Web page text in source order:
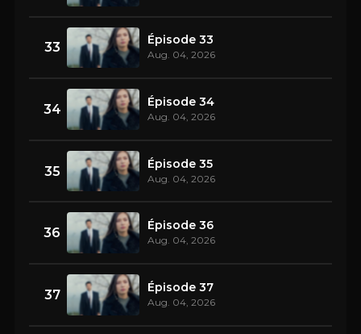
33 Épisode 33
Aug. 04, 2026
34 Épisode 34
Aug. 04, 2026
35 Épisode 35
Aug. 04, 2026
36 Épisode 36
Aug. 04, 2026
37 Épisode 37
Aug. 04, 2026